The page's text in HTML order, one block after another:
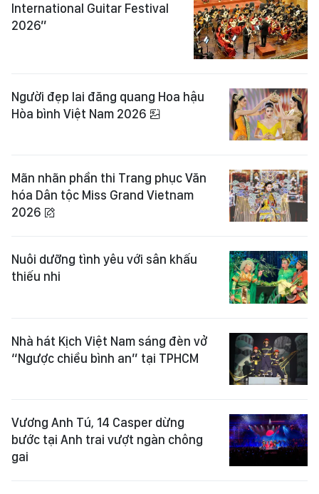
International Guitar Festival
2026”
Người đẹp lai đăng quang Hoa hậu
Hòa bình Việt Nam 2026
Mãn nhãn phần thi Trang phục Văn
hóa Dân tộc Miss Grand Vietnam
2026
Nuôi dưỡng tình yêu với sân khấu
thiếu nhi
Nhà hát Kịch Việt Nam sáng đèn vở
“Ngược chiều bình an” tại TPHCM
Vương Anh Tú, 14 Casper dừng
bước tại Anh trai vượt ngàn chông
gai